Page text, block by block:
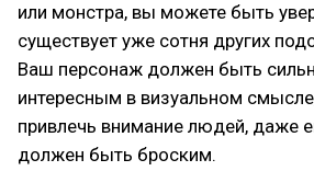
или монстра, вы можете быть
существует уже сотня других
Ваш персонаж должен быть
интересным в визуальном
привлечь внимание людей, даже
должен быть броским.